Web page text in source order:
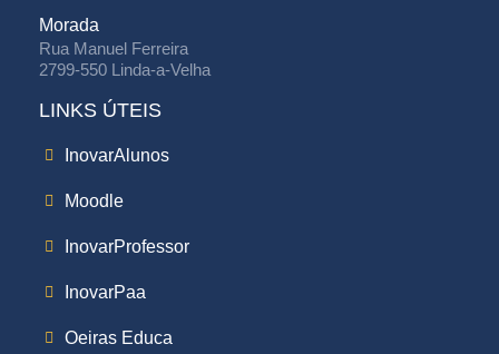
Morada
Rua Manuel Ferreira
2799-550 Linda-a-Velha
LINKS ÚTEIS
InovarAlunos
Moodle
InovarProfessor
InovarPaa
Oeiras Educa